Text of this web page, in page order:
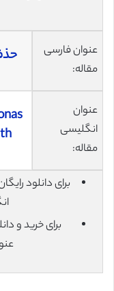
عنوان فارسی
مقاله:
عنوان
انگلیسی
مقاله:
برای خرید و